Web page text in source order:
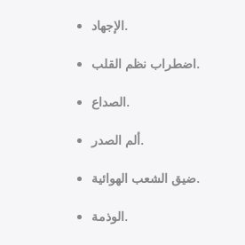
الإجهاد.
اضطراب نظم القلب.
الصداع.
ألم الصدر.
ضيق الشعب الهوائية.
الوذمة.